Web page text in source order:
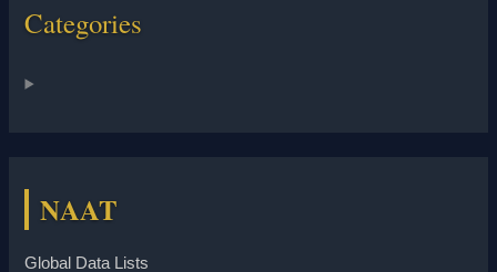
Categories
NAAT
Global Data Lists